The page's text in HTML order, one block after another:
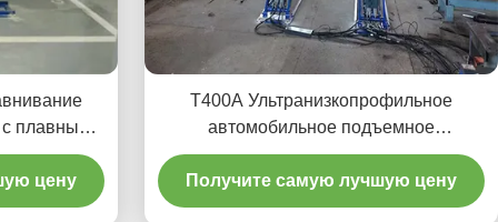
плавным
цену
T400A Ультранизкопрофильное
автомобильное подъемное
оборудование для выравнивания и
обслуживания
Получите самую лучшую цену